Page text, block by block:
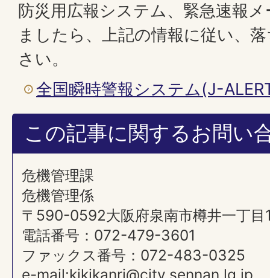
防災用広報システム、緊急速報
ましたら、上記の情報に従い、
さい。
全国瞬時警報システム(J-
この記事に関するお問い
危機管理課
危機管理係
〒590-0592大阪府泉南市樽井一丁目
電話番号：072-479-3601
ファックス番号：072-483-0325
e-mail:kikikanri@city.sennan.lg.jp